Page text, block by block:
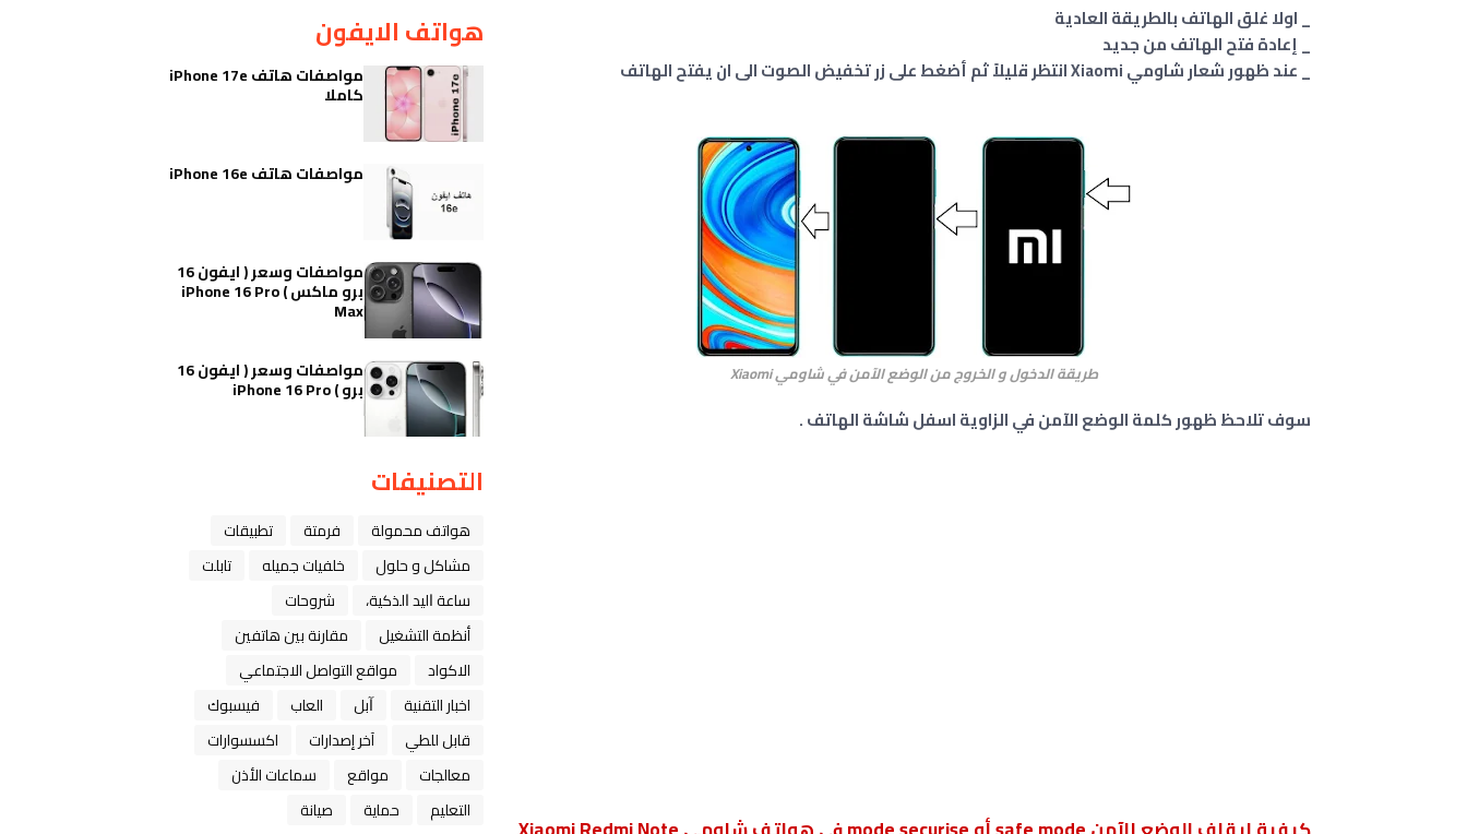
_ اولا غلق الهاتف بالطريقة العادية
_ إعادة فتح الهاتف من جديد
_ عند ظهور شعار شاومي Xiaomi انتظر قليلاً ثم أضغط على زر تخفيض الصوت الى ان يفتح الهاتف
طريقة الدخول و الخروج من الوضع الآمن في شاومي Xiaomi
سوف تلاحظ ظهور كلمة الوضع الآمن في الزاوية اسفل شاشة الهاتف .
هواتف الايفون
مواصفات هاتف iPhone 17e
كاملا
مواصفات هاتف iPhone 16e
مواصفات وسعر ( ايفون 16
برو ماكس ) iPhone 16 Pro
Max
مواصفات وسعر ( ايفون 16
برو ) iPhone 16 Pro
التصنيفات
هواتف محمولة فرمتة
تطبيقات
مشاكل و حلول
خلفيات جميله
تابلت
ﺳﺎﻋﺔ ﺍﻟﻴﺪ ﺍﻟﺬﻛﻴﺔ،
شروحات
أنظمة التشغيل
مقارنة بين هاتفين
الاكواد
مواقع التواصل الاجتماعي
اخبار التقنية
ﺁﺑﻞ العاب
فيسبوك
قابل للطي
آخر إصدارات
اكسسوارات
معالجات
مواقع
سماعات الأذن
التعليم
حماية صيانة